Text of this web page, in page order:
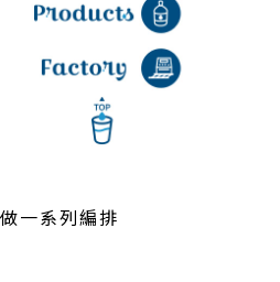
一系列編排